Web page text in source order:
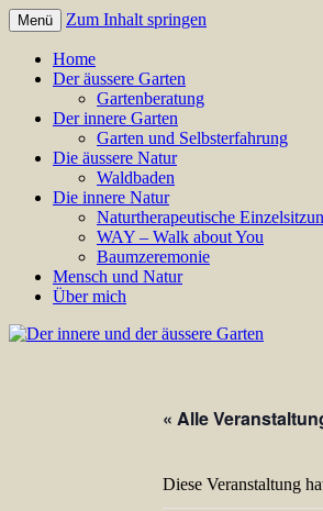
Der innere und der
Menü Zum Inhalt springen
Home
Der äussere Garten
Gartenberatung
Der innere Garten
Garten und Selbsterfahrung
Die äussere Natur
Waldbaden
Die innere Natur
Naturtherapeutische
WAY – Walk about You
Baumzeremonie
Mensch und Natur
Über mich
« Alle
Diese Veranstaltung